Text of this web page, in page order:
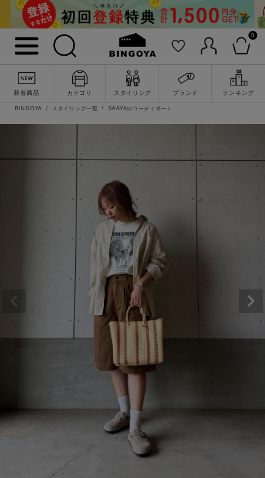
0
新着商品 カテゴリ スタイリング ブランド ランキング
詳細検索
BINGOYA スタイリング一覧 SAAYAのコーディネート